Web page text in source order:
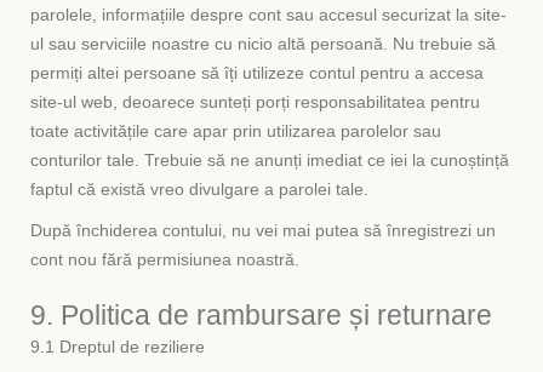
parolele, informațiile despre cont sau accesul securizat la site-
ul sau serviciile noastre cu nicio altă persoană. Nu trebuie să
permiți altei persoane să îți utilizeze contul pentru a accesa
site-ul web, deoarece sunteți porți responsabilitatea pentru
toate activitățile care apar prin utilizarea parolelor sau
conturilor tale. Trebuie să ne anunți imediat ce iei la cunoștință
faptul că există vreo divulgare a parolei tale.
După închiderea contului, nu vei mai putea să înregistrezi un
cont nou fără permisiunea noastră.
9. Politica de rambursare și returnare
9.1 Dreptul de reziliere